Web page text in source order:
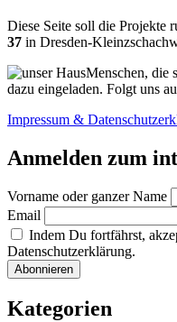
Diese Seite soll die Projekte
37 in Dresden-
Menschen, die
dazu eingeladen. Folgt uns
Impressum &
Anmelden zum
Vorname oder ganzer Name
Email
Indem Du fortfährst,
Datenschutzerklärung.
Kategorien